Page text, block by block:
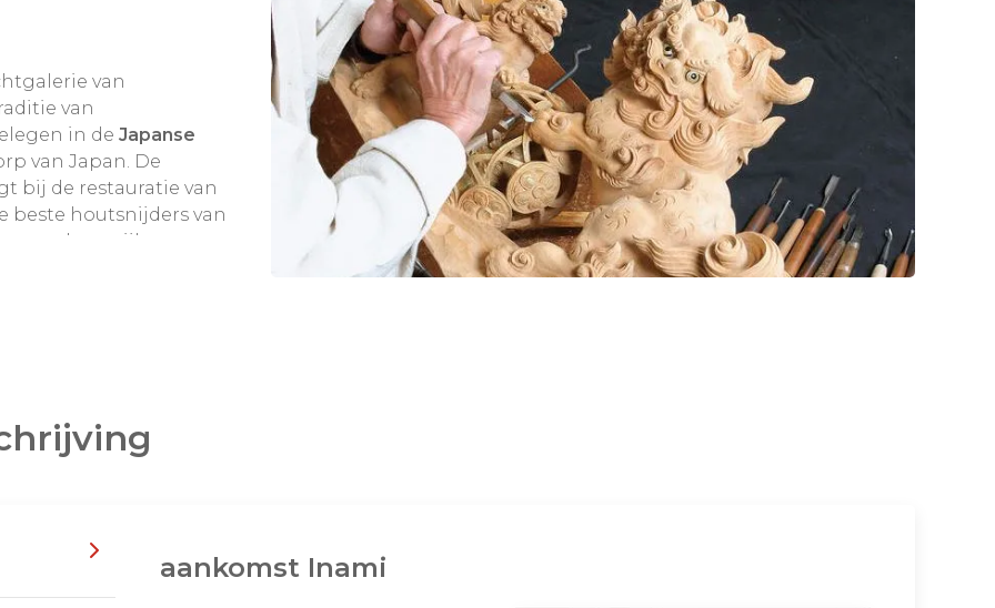
van
van
in de Japanse
van Japan. De
bij de restauratie van
beste houtsnijders van
werd een rijke
voortleeft.
hier het hart van het
en werkplaatsen.
In de loop der jaren
aankomst Inami